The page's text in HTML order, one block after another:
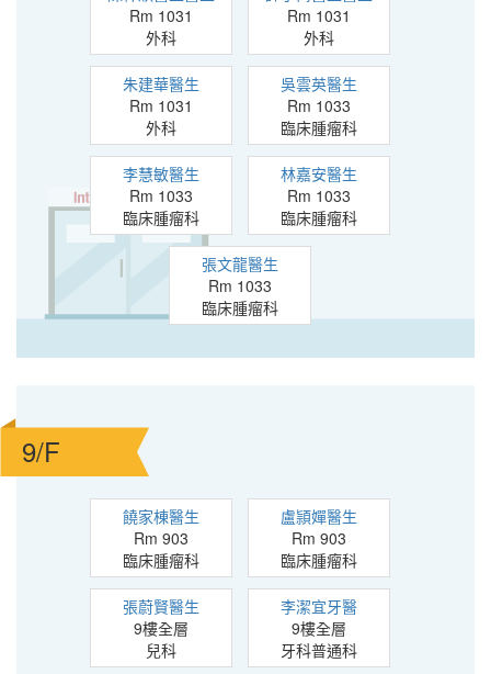
Rm 1031
外科
Rm 1031
外科
朱建華醫生
Rm 1031
外科
吳雲英醫生
Rm 1033
臨床腫瘤科
李慧敏醫生
Rm 1033
臨床腫瘤科
林嘉安醫生
Rm 1033
臨床腫瘤科
張文龍醫生
Rm 1033
臨床腫瘤科
9/F
饒家棟醫生
Rm 903
臨床腫瘤科
盧頴嬋醫生
Rm 903
臨床腫瘤科
張蔚賢醫生
9樓全層
兒科
李潔宜牙醫
9樓全層
牙科普通科